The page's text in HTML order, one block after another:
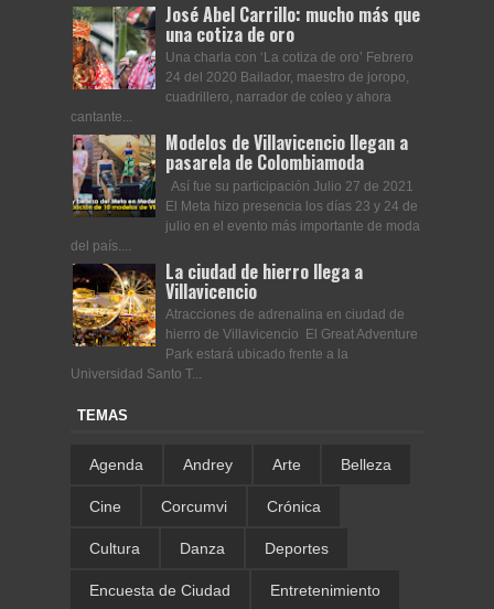
José Abel Carrillo: mucho más que
una cotiza de oro
Una charla con ‘La cotiza de oro’ Febrero
24 del 2020 Bailador, maestro de joropo,
cuadrillero, narrador de coleo y ahora
cantante...
Modelos de Villavicencio llegan a
pasarela de Colombiamoda
Así fue su participación Julio 27 de 2021
El Meta hizo presencia los días 23 y 24 de
julio en el evento más importante de moda
del país....
La ciudad de hierro llega a
Villavicencio
Atracciones de adrenalina en ciudad de
hierro de Villavicencio El Great Adventure
Park estará ubicado frente a la
Universidad Santo T...
TEMAS
Agenda Andrey Arte Belleza
Cine Corcumvi Crónica
Cultura Danza Deportes
Encuesta de Ciudad Entretenimiento